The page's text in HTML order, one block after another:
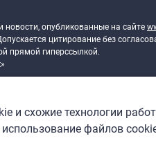
новости, опубликованные на сайте
цитирование без
прямой гиперссылкой.
c 2017 года
и схожие технологии
файлов